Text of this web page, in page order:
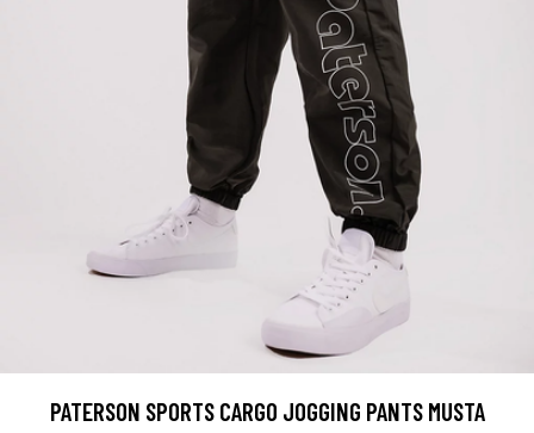
PATERSON SPORTS CARGO JOGGING PANTS MUSTA